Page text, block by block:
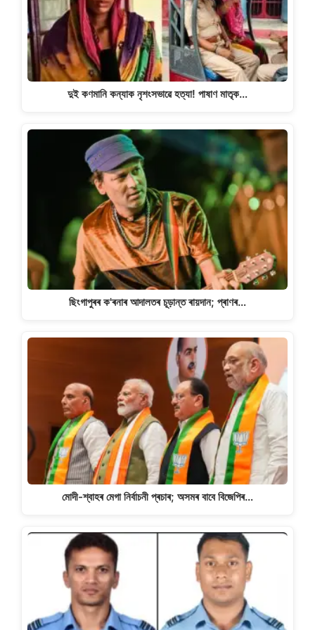
দুই কণমানি কন্যাক নৃশংসভাৱে হত্যা! পাষাণ মাতৃক…
ছিংগাপুৰৰ ক'ৰনাৰ আদালতৰ চূড়ান্ত ৰায়দান; প্ৰাণৰ…
মোদী-শ্বাহৰ মেগা নিৰ্বাচনী প্ৰচাৰ; অসমৰ বাবে বিজেপিৰ…